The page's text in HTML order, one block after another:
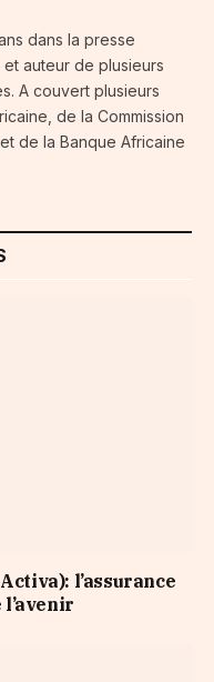
dans la presse
auteur de plusieurs
A couvert plusieurs
de la Commission
de la Banque Africaine
l’assurance